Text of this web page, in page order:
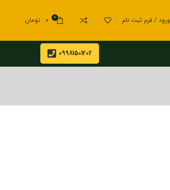
ورود / فرم ثبت نام 0
0 تومان
09981501202